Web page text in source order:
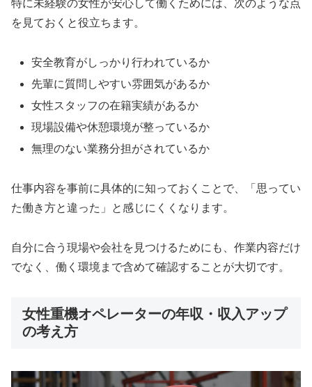
特に未経験の女性が安心して働くためには、次のような点
を見ておくと役立ちます。
安全教育がしっかり行われているか
先輩に質問しやすい雰囲気があるか
女性スタッフの在籍実績があるか
現場設備や休憩環境が整っているか
無理のない業務分担がされているか
仕事内容を事前に具体的に知っておくことで、「思ってい
た働き方と違った」と感じにくくなります。
自分に合う現場や会社を見つけるためにも、作業内容だけ
でなく、働く環境まで含めて確認することが大切です。
女性重機オペレーターの年収・収入アップ
の考え方